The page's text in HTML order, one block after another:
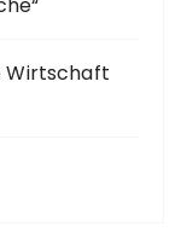
Wirtschaft